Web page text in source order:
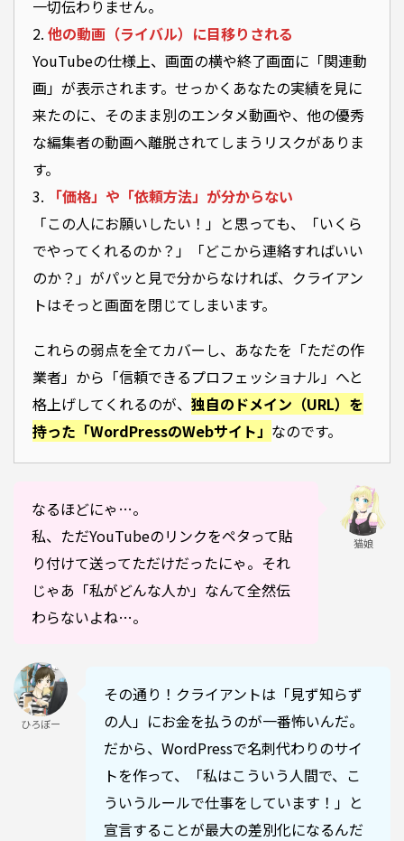
一切伝わりません。
2. 他の動画（ライバル）に目移りされる
YouTubeの仕様上、画面の横や終了画面に「関連動
画」が表示されます。せっかくあなたの実績を見に
来たのに、そのまま別のエンタメ動画や、他の優秀
な編集者の動画へ離脱されてしまうリスクがありま
す。
3.
「価格」や「依頼方法」が分からない
「この人にお願いしたい！」と思っても、「いくら
でやってくれるのか？」「どこから連絡すればいい
のか？」がパッと見で分からなければ、クライアン
トはそっと画面を閉じてしまいます。
これらの弱点を全てカバーし、あなたを「ただの作
業者」から「信頼できるプロフェッショナル」へと
格上げしてくれるのが、 独自のドメイン（URL）を
持った「WordPressのWebサイト」 なのです。
なるほどにゃ…。
私、ただYouTubeのリンクをペタって貼
り付けて送ってただけだったにゃ。それ
じゃあ「私がどんな人か」なんて全然伝
わらないよね…。
猫娘
ひろぼー
その通り！クライアントは「見ず知らず
の人」にお金を払うのが一番怖いんだ。
だから、WordPressで名刺代わりのサイ
トを作って、「私はこういう人間で、こ
ういうルールで仕事をしています！」と
宣言することが最大の差別化になるんだ